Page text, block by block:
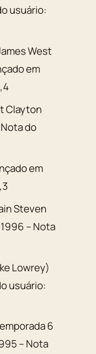
usuário:
West
em
Clayton
do
em
Steven
1996 – Nota
Lowrey)
usuário:
6
– Nota